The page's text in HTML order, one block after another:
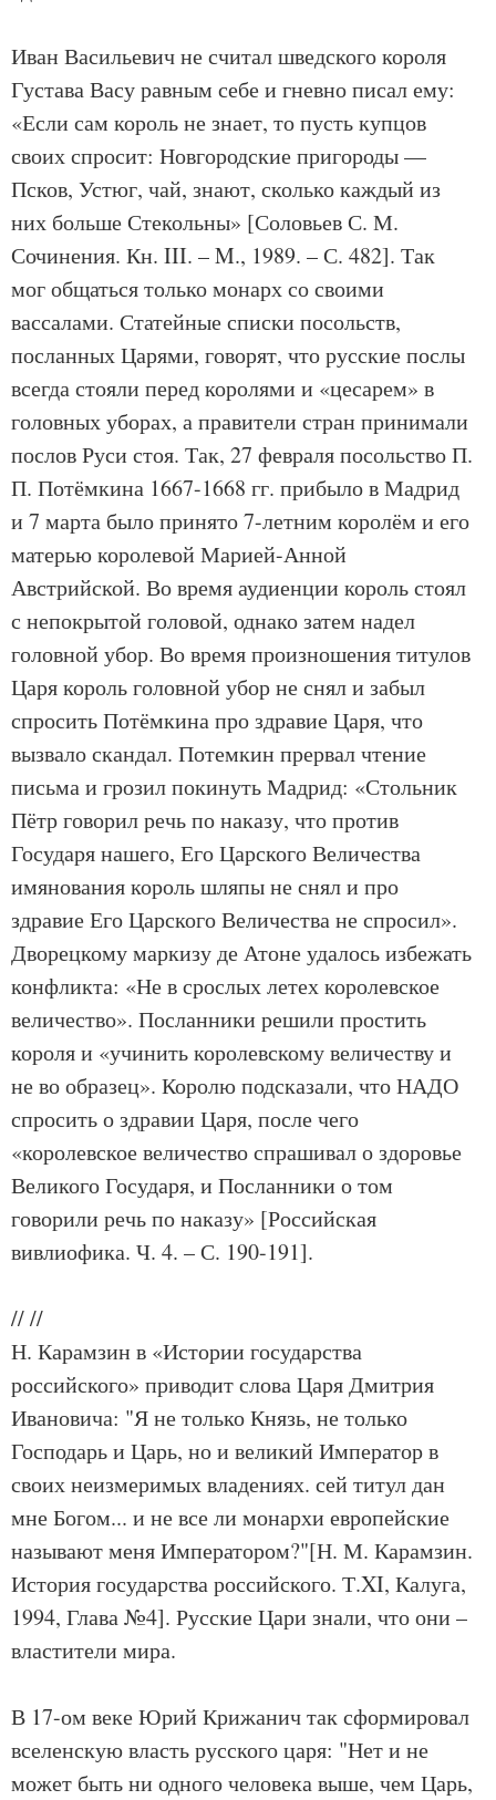
Иван Васильевич не считал шведского короля
Густава Васу равным себе и гневно писал ему:
«Если сам король не знает, то пусть купцов
своих спросит: Новгородские пригороды —
Псков, Устюг, чай, знают, сколько каждый из
них больше Стекольны» [Соловьев С. М.
Сочинения. Кн. III. – M., 1989. – С. 482]. Так
мог общаться только монарх со своими
вассалами. Статейные списки посольств,
посланных Царями, говорят, что русские послы
всегда стояли перед королями и «цесарем» в
головных уборах, а правители стран принимали
послов Руси стоя. Так, 27 февраля посольство П.
П. Потёмкина 1667-1668 гг. прибыло в Мадрид
и 7 марта было принято 7-летним королём и его
матерью королевой Марией-Анной
Австрийской. Во время аудиенции король стоял
с непокрытой головой, однако затем надел
головной убор. Во время произношения титулов
Царя король головной убор не снял и забыл
спросить Потёмкина про здравие Царя, что
вызвало скандал. Потемкин прервал чтение
письма и грозил покинуть Мадрид: «Стольник
Пётр говорил речь по наказу, что против
Государя нашего, Его Царского Величества
имянования король шляпы не снял и про
здравие Его Царского Величества не спросил».
Дворецкому маркизу де Атоне удалось избежать
конфликта: «Не в срослых летех королевское
величество». Посланники решили простить
короля и «учинить королевскому величеству и
не во образец». Королю подсказали, что НАДО
спросить о здравии Царя, после чего
«королевское величество спрашивал о здоровье
Великого Государя, и Посланники о том
говорили речь по наказу» [Российская
вивлиофика. Ч. 4. – С. 190-191].
////
Н. Карамзин в «Истории государства
российского» приводит слова Царя Дмитрия
Ивановича: "Я не только Князь, не только
Господарь и Царь, но и великий Император в
своих неизмеримых владениях. сей титул дан
мне Богом... и не все ли монархи европейские
называют меня Императором?"[Н. М. Карамзин.
История государства российского. Т.XI, Калуга,
1994, Глава №4]. Русские Цари знали, что они –
властители мира.
В 17-ом веке Юрий Крижанич так сформировал
вселенскую власть русского царя: "Нет и не
может быть ни одного человека выше, чем Царь,